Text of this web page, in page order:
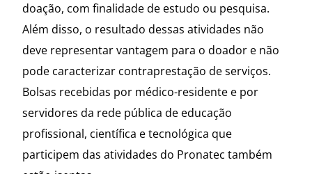
doação, com finalidade de estudo ou pesquisa.
Além disso, o resultado dessas atividades não
deve representar vantagem para o doador e não
pode caracterizar contraprestação de serviços.
Bolsas recebidas por médico-residente e por
servidores da rede pública de educação
profissional, científica e tecnológica que
participem das atividades do Pronatec também